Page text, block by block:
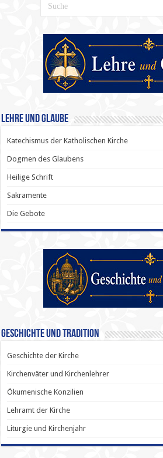
Lehre und Glaube
Katechismus der Katholischen Kirche
Dogmen des Glaubens
Heilige Schrift
Sakramente
Die Gebote
Geschichte und Tradition
Geschichte der Kirche
Kirchenväter und Kirchenlehrer
Ökumenische Konzilien
Lehramt der Kirche
Liturgie und Kirchenjahr